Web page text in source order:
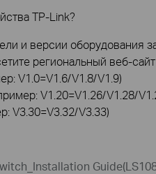
TP-Link?
и версии оборудования
региональный веб-сайт
V1.0=V1.6/V1.8/V1.9)
V1.20=V1.26/V1.28/
V3.30=V3.32/V3.33)